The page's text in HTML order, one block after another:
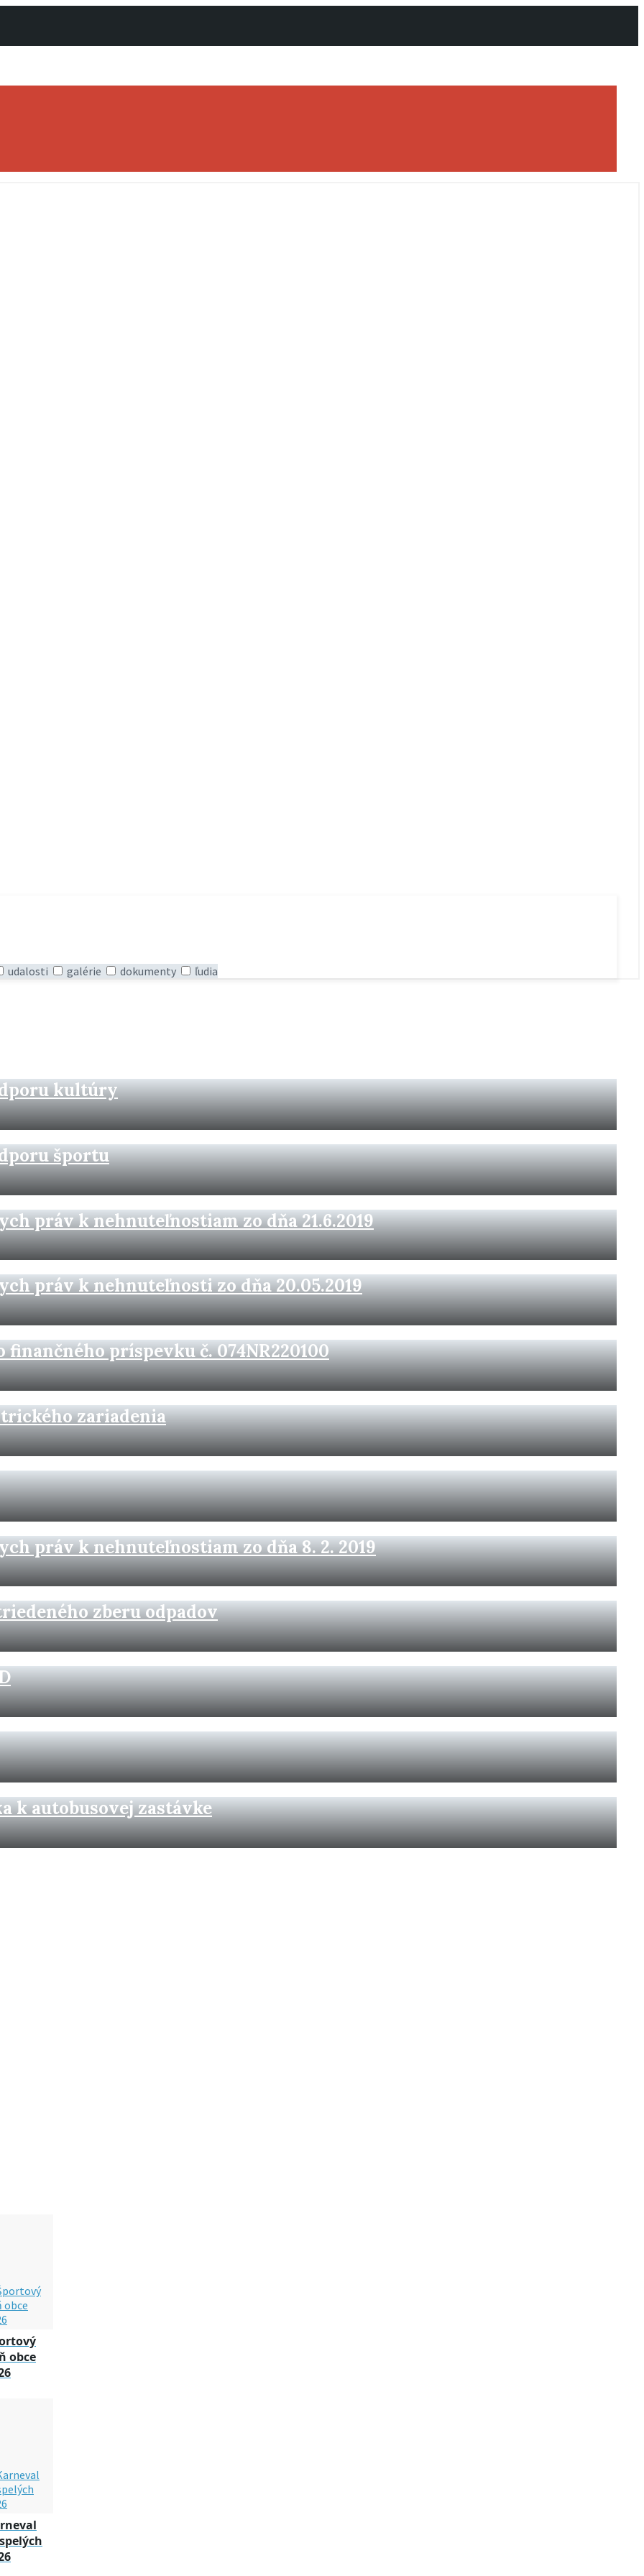
udalosti galérie dokumenty ľudia
kultúry
športu
práv k nehnuteľnostiam zo dňa 21.6.2019
práv k nehnuteľnosti zo dňa 20.05.2019
príspevku č. 074NR220100
zariadenia
práv k nehnuteľnostiam zo dňa 8. 2. 2019
zberu odpadov
k autobusovej zastávke
obce